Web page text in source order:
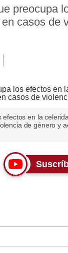
preocupa
casos
en la
de género y